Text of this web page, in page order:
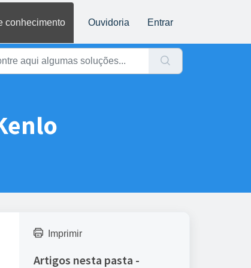
conhecimento Ouvidoria Entrar
Imprimir
Artigos nesta pasta -